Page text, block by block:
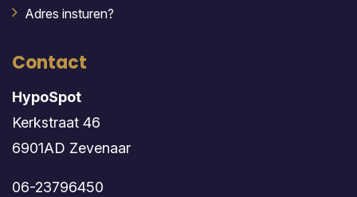
Adres insturen?
Contact
HypoSpot
Kerkstraat 46
6901AD Zevenaar
06-23796450